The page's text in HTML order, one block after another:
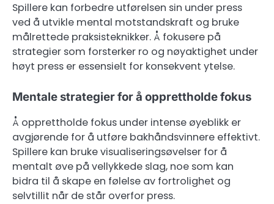
Spillere kan forbedre utførelsen sin under press
ved å utvikle mental motstandskraft og bruke
målrettede praksisteknikker. Å fokusere på
strategier som forsterker ro og nøyaktighet under
høyt press er essensielt for konsekvent ytelse.
Mentale strategier for å opprettholde fokus
Å opprettholde fokus under intense øyeblikk er
avgjørende for å utføre bakhåndsvinnere effektivt.
Spillere kan bruke visualiseringsøvelser for å
mentalt øve på vellykkede slag, noe som kan
bidra til å skape en følelse av fortrolighet og
selvtillit når de står overfor press.